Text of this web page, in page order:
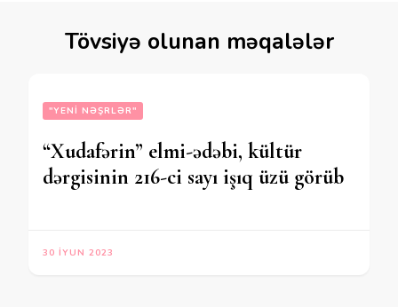
Tövsiyə olunan məqalələr
"YENI NƏŞRLƏR"
“Xudafərin” elmi-ədəbi, kültür
dərgisinin 216-ci sayı işıq üzü görüb
30 İYUN 2023